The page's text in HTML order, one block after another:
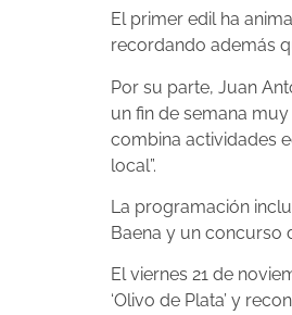
El primer edil ha
recordando además
Por su parte, Juan
un fin de semana
combina actividades
local”.
La programación
Baena y un concurso
El viernes 21 de
‘Olivo de Plata’ y